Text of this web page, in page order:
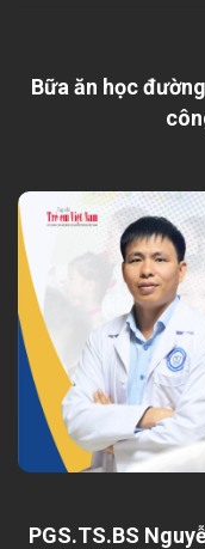
Bữa ăn học
PGS.TS.BS